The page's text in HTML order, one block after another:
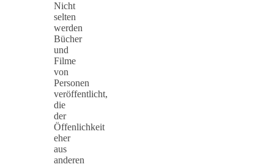
Nicht
selten
werden
Bücher
und
Filme
von
Personen
veröffentlicht,
die
der
Öffenlichkeit
eher
aus
anderen